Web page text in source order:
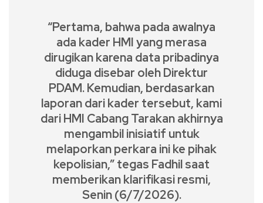
“Pertama, bahwa pada awalnya
ada kader HMI yang merasa
dirugikan karena data pribadinya
diduga disebar oleh Direktur
PDAM. Kemudian, berdasarkan
laporan dari kader tersebut, kami
dari HMI Cabang Tarakan akhirnya
mengambil inisiatif untuk
melaporkan perkara ini ke pihak
kepolisian,” tegas Fadhil saat
memberikan klarifikasi resmi,
Senin (6/7/2026).